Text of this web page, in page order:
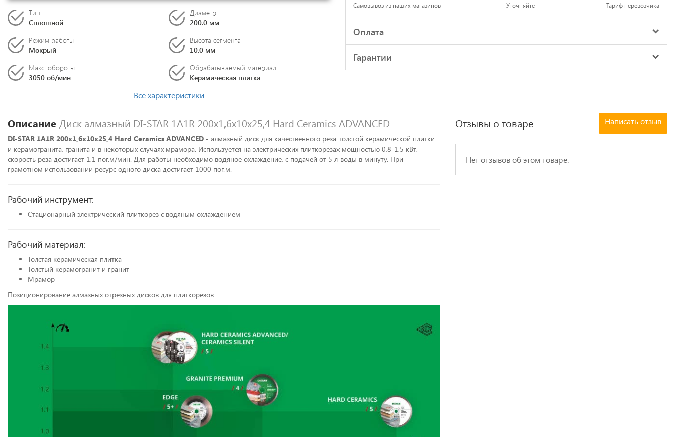
Тип
Сплошной
Диаметр
200.0 мм
Режим работы
Мокрый
Высота сегмента
10.0 мм
Макс. обороты
3050 об/мин
Обрабатываемый материал
Керамическая плитка
Все характеристики
Самовывоз из наших магазинов
Уточняйте Тариф перевозчика
Оплата
Гарантии
Описание Диск алмазный DI-STAR 1A1R 200x1,6x10x25,4 Hard Ceramics ADVANCED
DI-STAR 1A1R 200x1,6x10x25,4 Hard Ceramics ADVANCED - алмазный диск для качественного реза толстой керамической плитки
и керамогранита, гранита и в некоторых случаях мрамора. Используется на электрических плиткорезах мощностью 0,8-1,5 кВт,
скорость реза достигает 1,1 пог.м/мин. Для работы необходимо водяное охлаждение, с подачей от 5 л воды в минуту. При
грамотном использовании ресурс одного диска достигает 1000 пог.м.
Рабочий инструмент:
Стационарный электрический плиткорез с водяным охлаждением
Рабочий материал:
Толстая керамическая плитка
Толстый керамогранит и гранит
Мрамор
Позиционирование алмазных отрезных дисков для плиткорезов
Отзывы о товаре Написать отзыв
Нет отзывов об этом товаре.